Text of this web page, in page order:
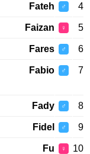
♂
Fateh
♀
Faizan
♂
Fares
♂
Fabio
♂
Fady
♂
Fidel
♀
Fu